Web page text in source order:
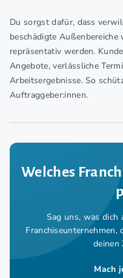
Du sorgst dafür, dass
beschädigte
repräsentativ werden.
Angebote, verlässliche
Arbeitsergebnisse. So
Auftraggeber:innen.
Welches
Sag uns, was
Franchiseunternehmen,
deinen
Mach